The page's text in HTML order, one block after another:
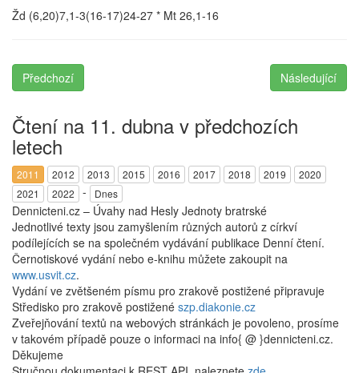
Žd (6,20)7,1-3(16-17)24-27 * Mt 26,1-16
Předchozí Následující
Čtení na 11. dubna v předchozích
letech
2011 2012 2013 2015 2016 2017 2018 2019
2020
2021
2022 - Dnes
Dennicteni.cz – Úvahy nad Hesly Jednoty bratrské
Jednotlivé texty jsou zamyšlením různých autorů z církví
podílejících se na společném vydávání publikace Denní čtení.
Černotiskové vydání nebo e-knihu můžete zakoupit na
www.usvit.cz.
Vydání ve zvětšeném písmu pro zrakově postižené připravuje
Středisko pro zrakově postižené szp.diakonie.cz
Zveřejňování textů na webových stránkách je povoleno, prosíme
v takovém případě pouze o informaci na info{ @ }dennicteni.cz.
Děkujeme